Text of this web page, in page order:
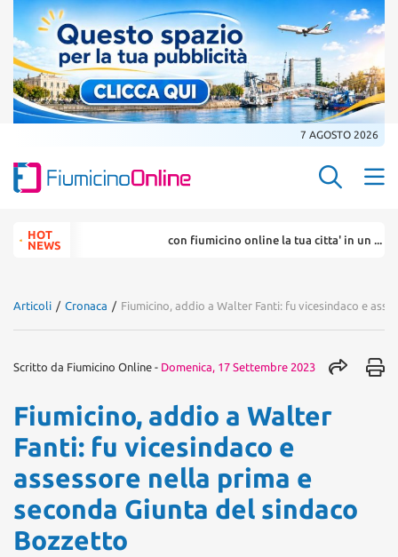
7 AGOSTO 2026
Search
for:HOT
NEWS
con fiumicino online la tua citta' in un ... click
Articoli / Cronaca / Fiumicino, addio a Walter Fanti: fu vicesindaco e
Scritto da Fiumicino Online - Domenica, 17 Settembre 2023
Fiumicino, addio a Walter
Fanti: fu vicesindaco e
assessore nella prima e
seconda Giunta del sindaco
Bozzetto